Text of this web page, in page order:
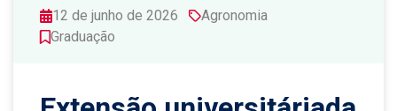
12 de junho de 2026
Agronomia
Graduação